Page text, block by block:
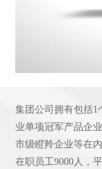
集团公司拥有包括1
业单项冠军产品企
市级瞪羚企业等在
在职员工9000人，